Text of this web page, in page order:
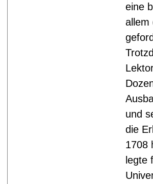
eine
allem
und
die
1708
legte